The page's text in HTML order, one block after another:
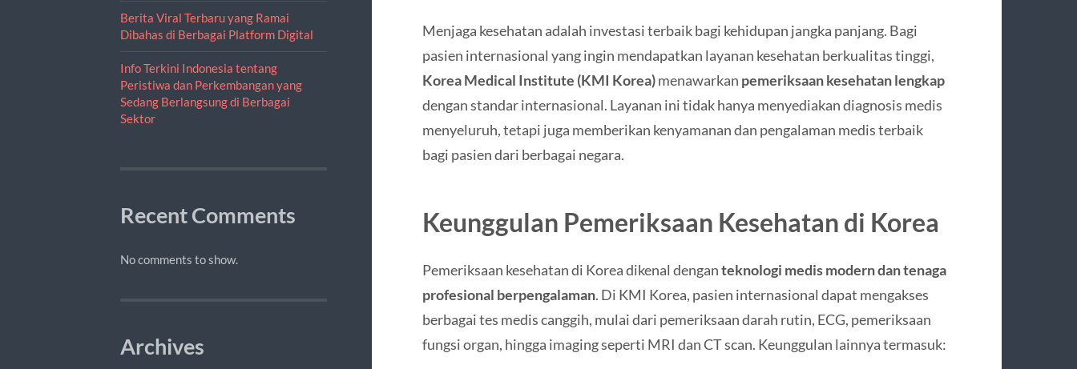
Berita Viral Terbaru yang Ramai
Dibahas di Berbagai Platform Digital
Info Terkini Indonesia tentang
Peristiwa dan Perkembangan yang
Sedang Berlangsung di Berbagai
Sektor
Recent Comments
No comments to show.
Archives
Menjaga kesehatan adalah investasi terbaik bagi kehidupan jangka panjang. Bagi
pasien internasional yang ingin mendapatkan layanan kesehatan berkualitas tinggi,
Korea Medical Institute (KMI Korea)menawarkan pemeriksaan kesehatan lengkap
dengan standar internasional. Layanan ini tidak hanya menyediakan diagnosis medis
menyeluruh, tetapi juga memberikan kenyamanan dan pengalaman medis terbaik
bagi pasien dari berbagai negara.
Keunggulan Pemeriksaan Kesehatan di Korea
Pemeriksaan kesehatan di Korea dikenal denganteknologi medis modern dan tenaga
profesional berpengalaman. Di KMI Korea, pasien internasional dapat mengakses
berbagai tes medis canggih, mulai dari pemeriksaan darah rutin, ECG, pemeriksaan
fungsi organ, hingga imaging seperti MRI dan CT scan. Keunggulan lainnya termasuk: